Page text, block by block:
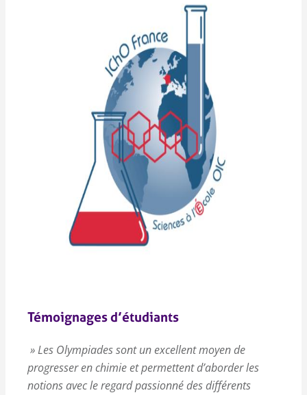
Témoignages d’étudiants
» Les Olympiades sont un excellent moyen de
progresser en chimie et permettent d’aborder les
notions avec le regard passionné des différents